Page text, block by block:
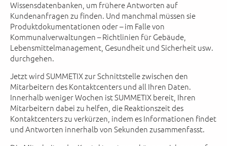
Wissensdatenbanken, um frühere Antworten auf
Kundenanfragen zu finden. Und manchmal müssen sie
Produktdokumentationen oder – im Falle von
Kommunalverwaltungen – Richtlinien für Gebäude,
Lebensmittelmanagement, Gesundheit und Sicherheit usw.
durchgehen.
Jetzt wird SUMMETIX zur Schnittstelle zwischen den
Mitarbeitern des Kontaktcenters und all Ihren Daten.
Innerhalb weniger Wochen ist SUMMETIX bereit, Ihren
Mitarbeitern dabei zu helfen, die Reaktionszeit des
Kontaktcenters zu verkürzen, indem es Informationen findet
und Antworten innerhalb von Sekunden zusammenfasst.